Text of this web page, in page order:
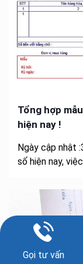
Tổng hợp
hiện nay !
Ngày cập nhật
số hiện nay,
Gọi tư vấn